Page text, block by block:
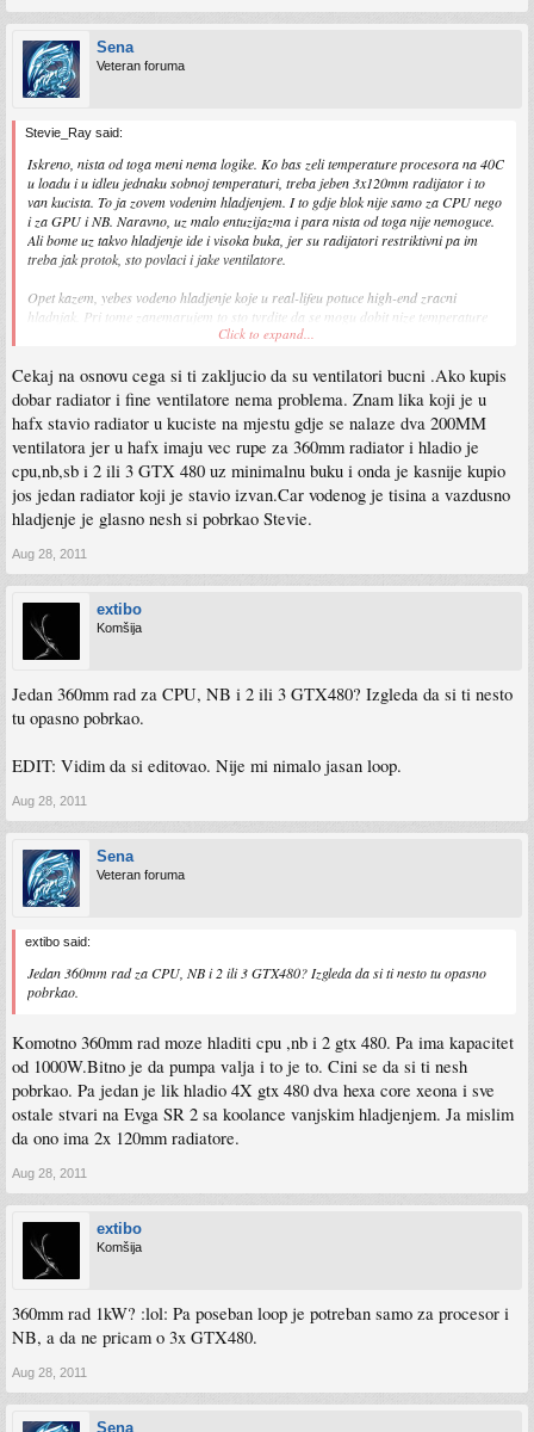
Sena
Veteran foruma
Stevie_Ray said:
Iskreno, nista od toga meni nema logike. Ko bas zeli temperature procesora na 40C
u loadu i u idleu jednaku sobnoj temperaturi, treba jeben 3x120mm radijator i to
van kucista. To ja zovem vodenim hladjenjem. I to gdje blok nije samo za CPU nego
i za GPU i NB. Naravno, uz malo entuzijazma i para nista od toga nije nemoguce.
Ali bome uz takvo hladjenje ide i visoka buka, jer su radijatori restriktivni pa im
treba jak protok, sto povlaci i jake ventilatore.
Opet kazem, yebes vodeno hladjenje koje u real-lifeu potuce high-end zracni
hladnjak. Pri tome zanemarujem to sto tvrdite da se mogu dobit nize temperature
kad se okrene u kuciste. H100 postane efikasan tek kad se poveca broj obrtaja
ujedno i najbolji ventilator na trzistu!) na nekih bijednih 800rpm.
Click to expand...
Cekaj na osnovu cega si ti zakljucio da su ventilatori bucni .Ako kupis
dobar radiator i fine ventilatore nema problema. Znam lika koji je u
hafx stavio radiator u kuciste na mjestu gdje se nalaze dva 200MM
ventilatora jer u hafx imaju vec rupe za 360mm radiator i hladio je
cpu,nb,sb i 2 ili 3 GTX 480 uz minimalnu buku i onda je kasnije kupio
jos jedan radiator koji je stavio izvan.Car vodenog je tisina a vazdusno
hladjenje je glasno nesh si pobrkao Stevie.
Aug 28, 2011
extibo
Komšija
Jedan 360mm rad za CPU, NB i 2 ili 3 GTX480? Izgleda da si ti nesto
tu opasno pobrkao.
EDIT: Vidim da si editovao. Nije mi nimalo jasan loop.
Aug 28, 2011
Sena
Veteran foruma
extibo said:
Jedan 360mm rad za CPU, NB i 2 ili 3 GTX480? Izgleda da si ti nesto tu opasno
pobrkao.
Komotno 360mm rad moze hladiti cpu ,nb i 2 gtx 480. Pa ima kapacitet
od 1000W.Bitno je da pumpa valja i to je to. Cini se da si ti nesh
pobrkao. Pa jedan je lik hladio 4X gtx 480 dva hexa core xeona i sve
ostale stvari na Evga SR 2 sa koolance vanjskim hladjenjem. Ja mislim
da ono ima 2x 120mm radiatore.
Aug 28, 2011
extibo
Komšija
360mm rad 1kW? :lol: Pa poseban loop je potreban samo za procesor i
NB, a da ne pricam o 3x GTX480.
Aug 28, 2011
Sena